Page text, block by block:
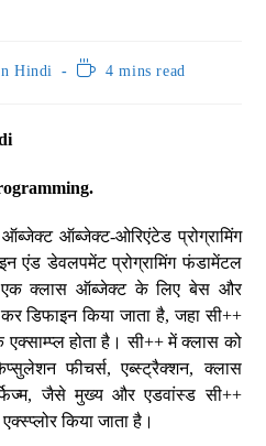
Hindi 4 mins read
ऑब्जेक्ट-ओरिएंटेड प्रोग्रामिंग
एंड डेवलपमेंट प्रोग्रामिंग फंडामेंटल
एक क्लास ऑब्जेक्ट के लिए बेस और
डिफाइन किया जाता है, जहा सी++
होता है। सी++ में क्लास को
फीचर्स, एब्स्ट्रैक्शन, क्लास
जैसे मुख्य और एडवांस्ड सी++
किया जाता है।